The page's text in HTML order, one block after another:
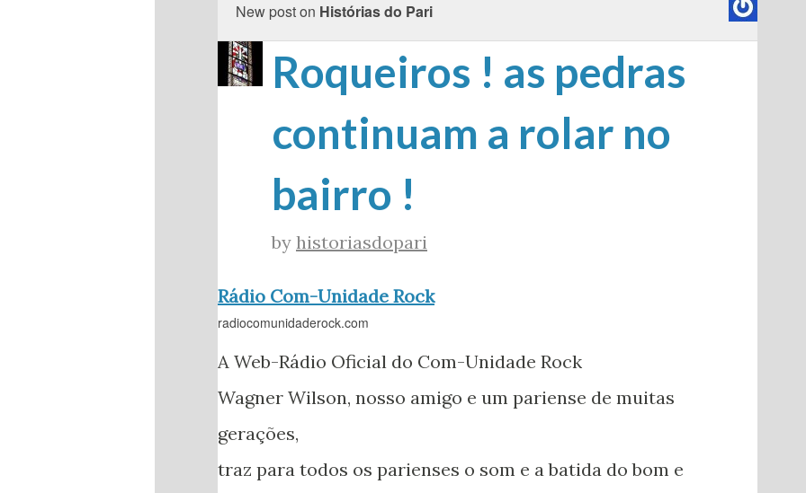
New post on Histórias do Pari
Roqueiros ! as pedras
continuam a rolar no
bairro !
by historiasdopari
Rádio Com-Unidade Rock
radiocomunidaderock.com
A Web-Rádio Oficial do Com-Unidade Rock
Wagner Wilson, nosso amigo e um pariense de muitas
gerações,
traz para todos os parienses o som e a batida do bom e